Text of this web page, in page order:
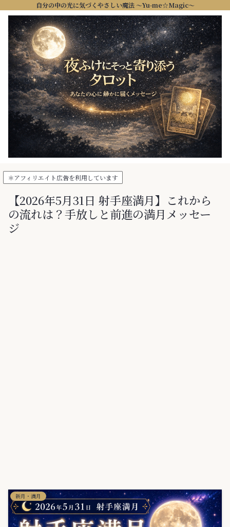
自分の中の光に気づくやさしい魔法 ～Yu-me☆Magic～
＊アフィリエイト広告を利用しています
【2026年5月31日 射手座満月】これから
の流れは？手放しと前進の満月メッセー
ジ
新月・満月